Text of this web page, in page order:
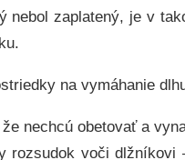
zaplatený, je v
na vymáhanie
nechcú obetovať a
voči